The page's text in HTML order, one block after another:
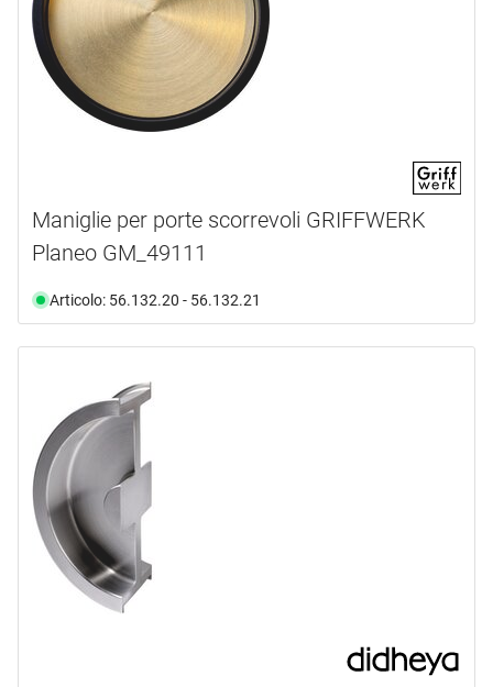
Maniglie per porte scorrevoli GRIFFWERK
Planeo GM_49111
Articolo: 56.132.20 - 56.132.21